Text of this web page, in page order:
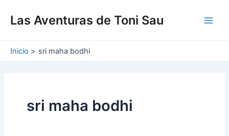
Las Aventuras de Toni Sau
Inicio sri maha bodhi
sri maha bodhi